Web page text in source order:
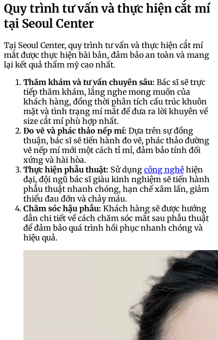
Quy trình tư vấn và thực hiện cắt mí
tại Seoul Center
Tại Seoul Center, quy trình tư vấn và thực hiện cắt mí
mắt được thực hiện bài bản, đảm bảo an toàn và mang
lại kết quả thẩm mỹ cao nhất.
Thăm khám và tư vấn chuyên sâu: Bác sĩ sẽ trực
tiếp thăm khám, lắng nghe mong muốn của
khách hàng, đồng thời phân tích cấu trúc khuôn
mặt và tình trạng mí mắt để đưa ra lời khuyên về
size cắt mí phù hợp nhất.
Đo vẽ và phác thảo nếp mí: Dựa trên sự đồng
thuận, bác sĩ sẽ tiến hành đo vẽ, phác thảo đường
vẽ nếp mí mới một cách tỉ mỉ, đảm bảo tính đối
xứng và hài hòa.
Thực hiện phẫu thuật: Sử dụng công nghệ hiện
đại, đội ngũ bác sĩ giàu kinh nghiệm sẽ tiến hành
phẫu thuật nhanh chóng, hạn chế xâm lấn, giảm
thiểu đau đớn và chảy máu.
Chăm sóc hậu phẫu: Khách hàng sẽ được hướng
dẫn chi tiết về cách chăm sóc mắt sau phẫu thuật
để đảm bảo quá trình hồi phục nhanh chóng và
hiệu quả.